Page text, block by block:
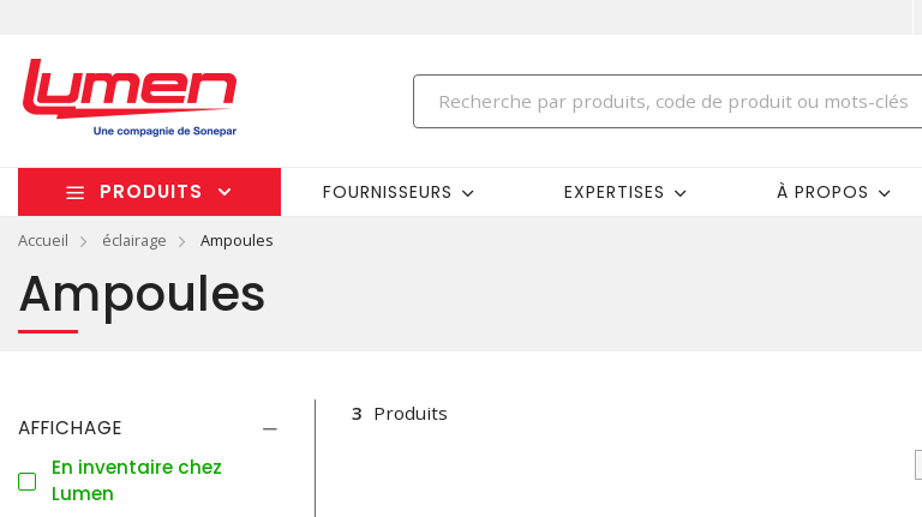
PRODUITS FOURNISSEURS EXPERTISES À PROPOS
Accueil éclairage Ampoules
Ampoules
AFFICHAGE
En inventaire chez
Lumen
3 Produits